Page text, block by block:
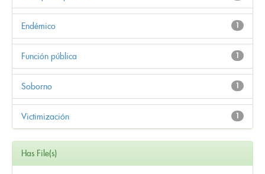
1
Endémico
1
Función pública
1
Soborno
1
Victimización
Has File(s)